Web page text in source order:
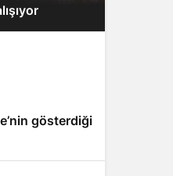
gösterdiği